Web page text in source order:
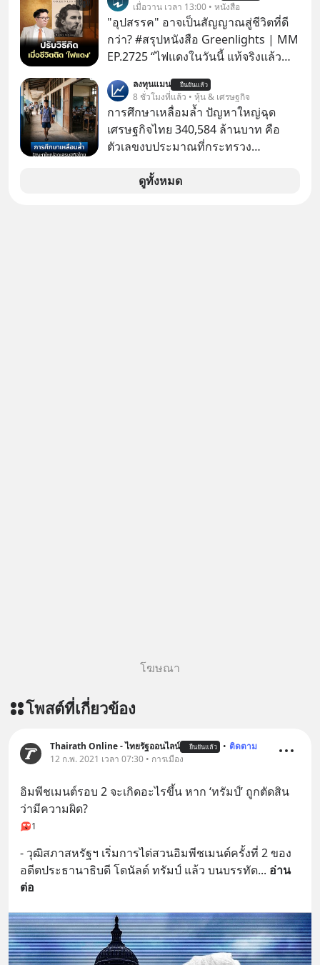
หน่วยความจำ โมเดล AI ยันหุ่นยนต์
✅ได้การรับยกเว้นภาษี Capital Gain
ตามกฎหมายภาษีของประเทศไทย
เมื่อวาน เวลา 13:00 • หนังสือ
"อุปสรรค" อาจเป็นสัญญาณสู่ชีวิตที่ดี
กว่า? #สรุปหนังสือ Greenlights | MM
EP.2725 “ไฟแดงในวันนี้ แท้จริงแล้ว
เปลี่ยนสี” McConaughey ดาราดาวรุ่ง
ในยุคหนึ่ง เคยปฏิเสธเงินค่าตัวหนังรอม
คอมที่สูงถึง 14.5 ล้านดอลลาร์ (หรือ
ราว 500 ล้านบาท) เพียงเพราะเขาไม่
ตามมาคือ โทรศัพท์ของเขากลายเป็น
ความเงียบสนิทนานถึง 14 เดือนเต็ม แต่
ลงทุนแมน ยืนยันแล้ว
8 ชั่วโมงที่แล้ว • หุ้น & เศรษฐกิจ
การศึกษาเหลื่อมล้ำ ปัญหาใหญ่ฉุด
เศรษฐกิจไทย 340,584 ล้านบาท คือ
ตัวเลขงบประมาณที่กระทรวง
รายจ่ายประจำปี 2568 ซึ่งมากที่สุดเป็น
ดูทั้งหมด
โฆษณา
โพสต์ที่เกี่ยวข้อง
Thairath Online - ไทยรัฐออนไลน์ ยืนยันแล้ว • ติดตาม
12 ก.พ. 2021 เวลา 07:30 • การเมือง
อิมพีชเมนต์รอบ 2 จะเกิดอะไรขึ้น หาก ‘ทรัมป์’ ถูกตัดสิน
ว่ามีความผิด?
1
- วุฒิสภาสหรัฐฯ เริ่มการไต่สวนอิมพีชเมนต์ครั้งที่ 2 ของ
อดีตประธานาธิบดี โดนัลด์ ทรัมป์ แล้ว บนบรรทัด... อ่าน
ต่อ